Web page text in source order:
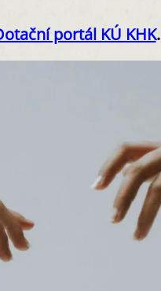
portál KÚ KHK.